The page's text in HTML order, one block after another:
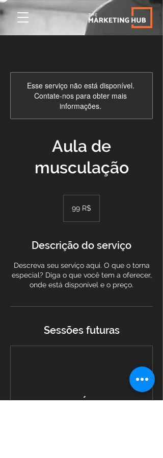
Esse serviço não está disponível.
Contate-nos para obter mais
informações.
Aula de
musculação
brasileiros
99 R$
Descrição do serviço
Descreva seu serviço aqui. O que o torna
especial? Diga o que você tem a oferecer,
onde está disponível e o preço.
Sessões futuras